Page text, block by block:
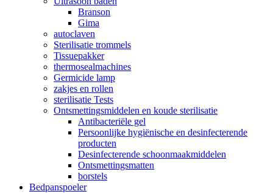
Branson
Gima
autoclaven
Sterilisatie trommels
Tissuepakker
thermosealmachines
Germicide lamp
zakjes en rollen
sterilisatie Tests
Ontsmettingsmiddelen en koude sterilisatie
Antibacteriële gel
Persoonlijke hygiënische en desinfecterende
producten
Desinfecterende schoonmaakmiddelen
Ontsmettingsmatten
borstels
Bedpanspoeler